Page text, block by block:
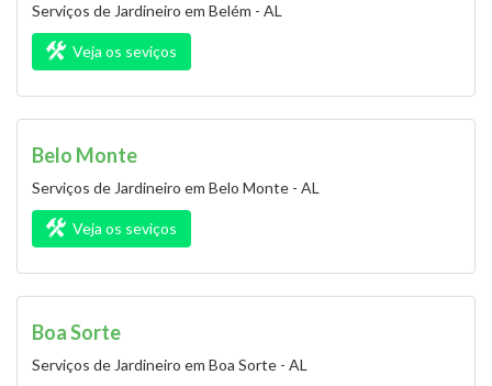
Serviços de Jardineiro em Belém - AL
Veja os seviços
Belo Monte
Serviços de Jardineiro em Belo Monte - AL
Veja os seviços
Boa Sorte
Serviços de Jardineiro em Boa Sorte - AL